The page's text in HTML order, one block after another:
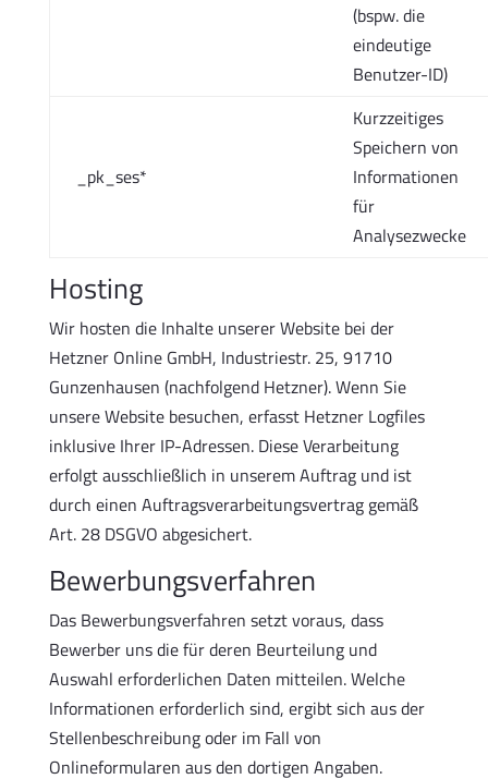
(bspw. die
eindeutige
Benutzer-ID)
_pk_ses*
Kurzzeitiges
Speichern von
Informationen
für
Analysezwecke
Hosting
Wir hosten die Inhalte unserer Website bei der
Hetzner Online GmbH, Industriestr. 25, 91710
Gunzenhausen (nachfolgend Hetzner). Wenn Sie
unsere Website besuchen, erfasst Hetzner Logfiles
inklusive Ihrer IP-Adressen. Diese Verarbeitung
erfolgt ausschließlich in unserem Auftrag und ist
durch einen Auftragsverarbeitungsvertrag gemäß
Art. 28 DSGVO abgesichert.
Bewerbungsverfahren
Das Bewerbungsverfahren setzt voraus, dass
Bewerber uns die für deren Beurteilung und
Auswahl erforderlichen Daten mitteilen. Welche
Informationen erforderlich sind, ergibt sich aus der
Stellenbeschreibung oder im Fall von
Onlineformularen aus den dortigen Angaben.